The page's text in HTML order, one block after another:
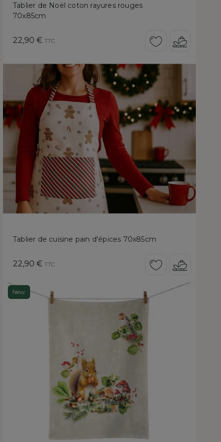
Tablier de Noël coton rayures rouges
70x85cm
Prix
22,90 € TTC
Tablier de cuisine pain d'épices 70x85cm
Prix
22,90 € TTC
New